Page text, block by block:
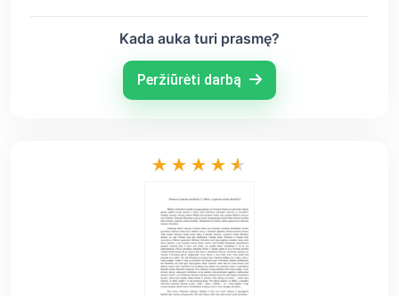
Kada auka turi prasmę?
Peržiūrėti darbą